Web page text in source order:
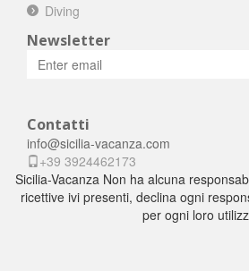
Diving
Newsletter
Contatti
info@sicilia-vacanza.com
+39 3924462173
Sicilia-Vacanza Non ha alcuna
ricettive ivi presenti, declina ogni
per ogni loro